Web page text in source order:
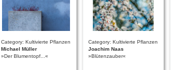
Category: Kultivierte Pflanzen
Michael Müller
»Der Blumentopf...«
Category: Kultivierte Pflanzen
Joachim Naas
»Blütenzauber«